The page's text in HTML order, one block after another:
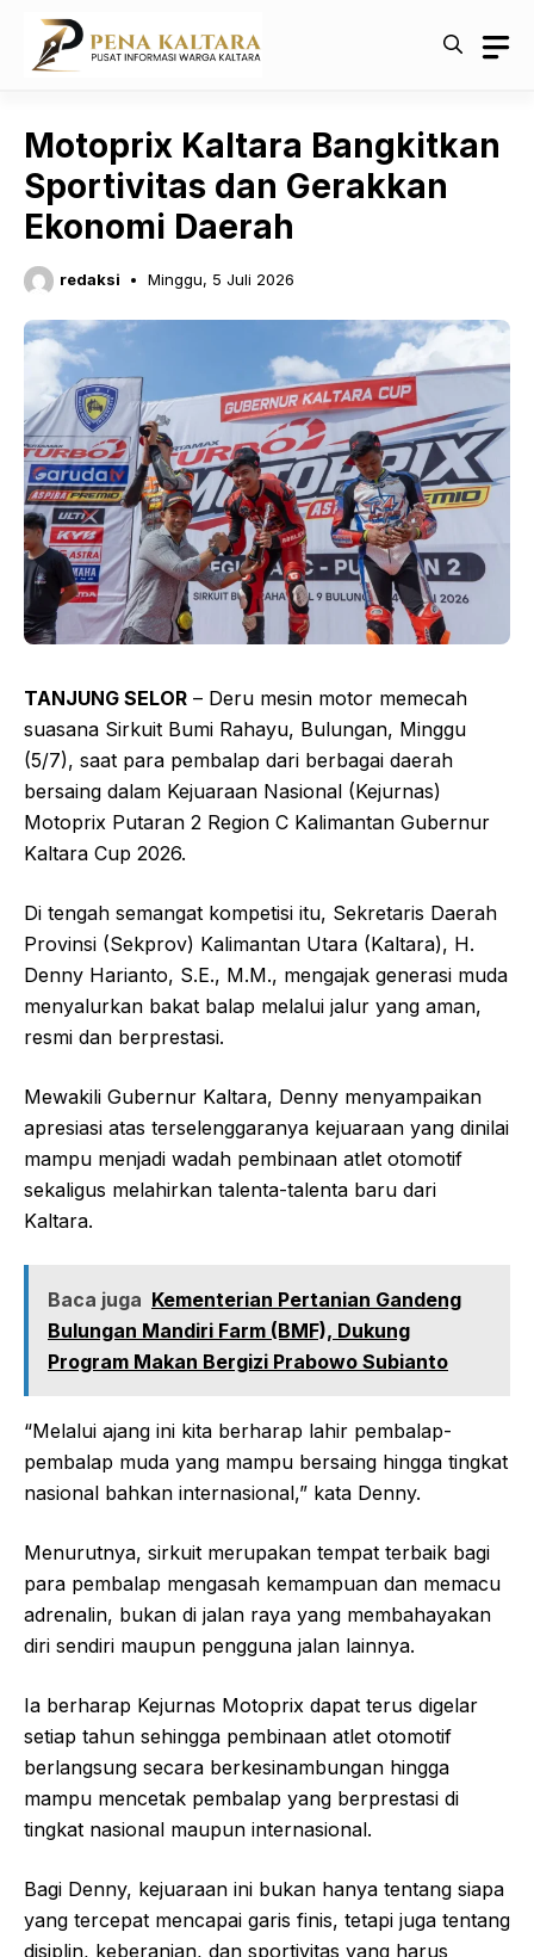
Langsung
Motoprix Kaltara Bangkitkan
Sportivitas dan Gerakkan
Ekonomi Daerah
redaksi Minggu, 5 Juli 2026
TANJUNG SELOR – Deru mesin motor memecah
suasana Sirkuit Bumi Rahayu, Bulungan, Minggu
(5/7), saat para pembalap dari berbagai daerah
bersaing dalam Kejuaraan Nasional (Kejurnas)
Motoprix Putaran 2 Region C Kalimantan Gubernur
Kaltara Cup 2026.
Di tengah semangat kompetisi itu, Sekretaris Daerah
Provinsi (Sekprov) Kalimantan Utara (Kaltara), H.
Denny Harianto, S.E., M.M., mengajak generasi muda
menyalurkan bakat balap melalui jalur yang aman,
resmi dan berprestasi.
Mewakili Gubernur Kaltara, Denny menyampaikan
apresiasi atas terselenggaranya kejuaraan yang dinilai
mampu menjadi wadah pembinaan atlet otomotif
sekaligus melahirkan talenta-talenta baru dari
Kaltara.
Baca juga Kementerian Pertanian Gandeng
Bulungan Mandiri Farm (BMF), Dukung
Program Makan Bergizi Prabowo Subianto
“Melalui ajang ini kita berharap lahir pembalap-
pembalap muda yang mampu bersaing hingga tingkat
nasional bahkan internasional,” kata Denny.
Menurutnya, sirkuit merupakan tempat terbaik bagi
para pembalap mengasah kemampuan dan memacu
adrenalin, bukan di jalan raya yang membahayakan
diri sendiri maupun pengguna jalan lainnya.
Ia berharap Kejurnas Motoprix dapat terus digelar
setiap tahun sehingga pembinaan atlet otomotif
berlangsung secara berkesinambungan hingga
mampu mencetak pembalap yang berprestasi di
tingkat nasional maupun internasional.
Bagi Denny, kejuaraan ini bukan hanya tentang siapa
yang tercepat mencapai garis finis, tetapi juga tentang
disiplin, keberanian, dan sportivitas yang harus